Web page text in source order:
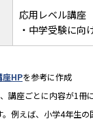
応用レベル講座
・中学受験に向
座HPを参考に作成
座ごとに内容が1冊
。例えば、小学4年生